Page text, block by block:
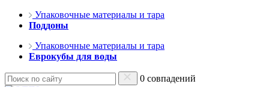
Упаковочные материалы и тара
Поддоны
Упаковочные материалы и тара
Еврокубы для воды
0 совпадений